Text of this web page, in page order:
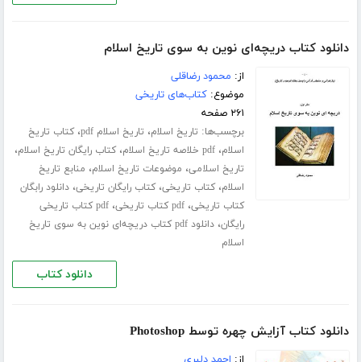
دانلود کتاب دریچه‌ای نوین به سوی تاریخ اسلام
از: محمود رضاقلی
موضوع:کتاب‌های تاریخی
۲۶۱ صفحه
برچسب‌ها: تاریخ اسلام، تاریخ اسلام pdf ،کتاب تاریخ
اسلام،pdf خلاصه تاریخ اسلام ،کتاب رایگان تاریخ اسلام،
تاریخ اسلامی، موضوعات تاریخ اسلام، منابع تاریخ
اسلام،کتاب تاریخی،کتاب رایگان تاریخی،دانلود رابگان
کتاب تاریخی،pdf کتاب تاریخی ،
pdf کتاب تاریخی
رایگان،
دانلود pdf کتاب دریچه‌ای نوین به سوی تاریخ
اسلام
دانلود کتاب
دانلود کتاب آزایش چهره توسط Photoshop